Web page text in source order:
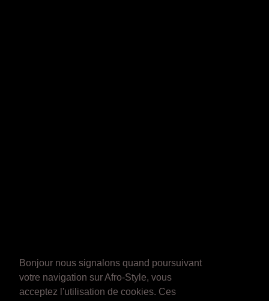
Bonjour nous signalons quand poursuivant
votre navigation sur Afro-Style, vous
acceptez l'utilisation de cookies. Ces